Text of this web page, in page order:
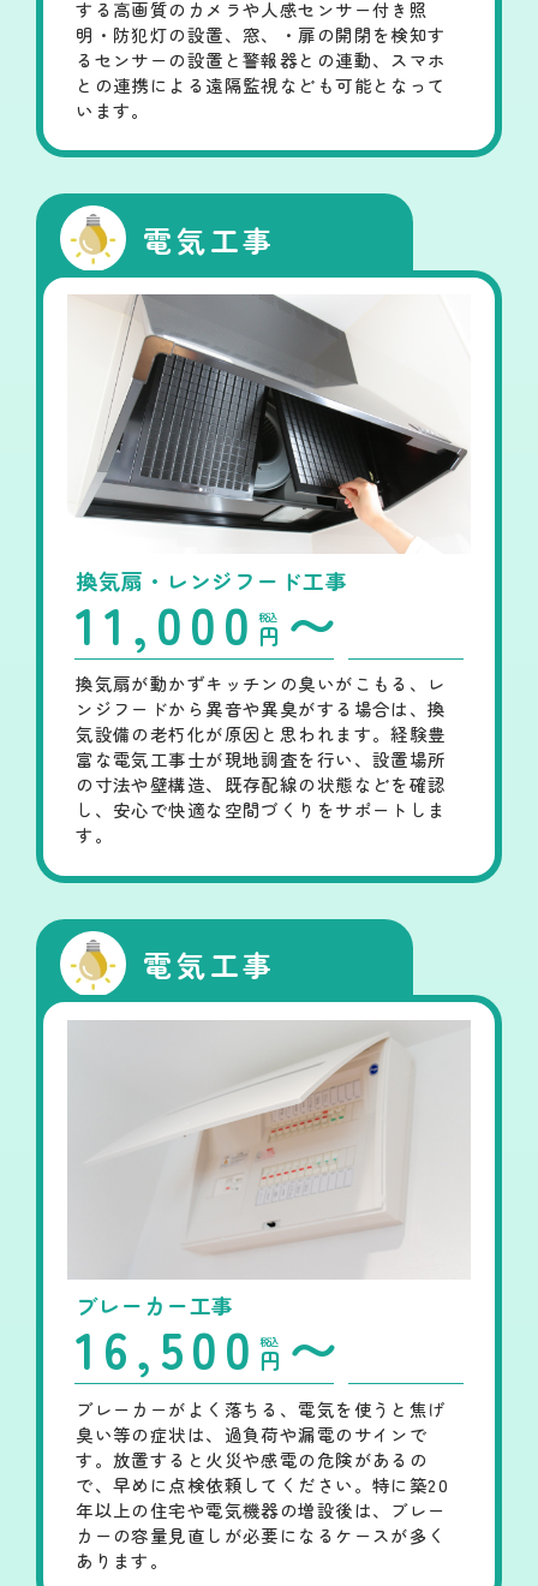
する高画質のカメラや人感センサー付き照
明・防犯灯の設置、窓、・扉の開閉を検知す
るセンサーの設置と警報器との連動、スマホ
との連携による遠隔監視なども可能となって
います。
電気工事
換気扇・レンジフード工事
11,000 円 〜
税込
換気扇が動かずキッチンの臭いがこもる、レ
ンジフードから異音や異臭がする場合は、換
気設備の老朽化が原因と思われます。経験豊
富な電気工事士が現地調査を行い、設置場所
の寸法や壁構造、既存配線の状態などを確認
し、安心で快適な空間づくりをサポートしま
す。
電気工事
ブレーカー工事
16,500 円 〜
税込
ブレーカーがよく落ちる、電気を使うと焦げ
臭い等の症状は、過負荷や漏電のサインで
す。放置すると火災や感電の危険があるの
で、早めに点検依頼してください。特に築20
年以上の住宅や電気機器の増設後は、ブレー
カーの容量見直しが必要になるケースが多く
あります。